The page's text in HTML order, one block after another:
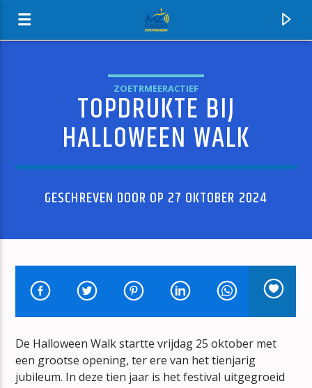
MZ-RADIO
HUIDIG NUMMER
TITEL
ARTIEST
ZOETRMEERACTIEF
TOPDRUKTE BIJ
HALLOWEEN WALK
GESCHREVEN DOOR OP 27 OKTOBER 2024
De Halloween Walk startte vrijdag 25 oktober met
een grootse opening, ter ere van het tienjarig
jubileum. In deze tien jaar is het festival uitgegroeid